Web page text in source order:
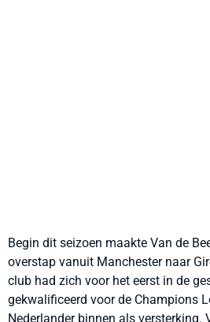
Begin dit seizoen maakte Van de
overstap vanuit Manchester naar
club had zich voor het eerst in de
gekwalificeerd voor de Champions
Nederlander binnen als versterking.